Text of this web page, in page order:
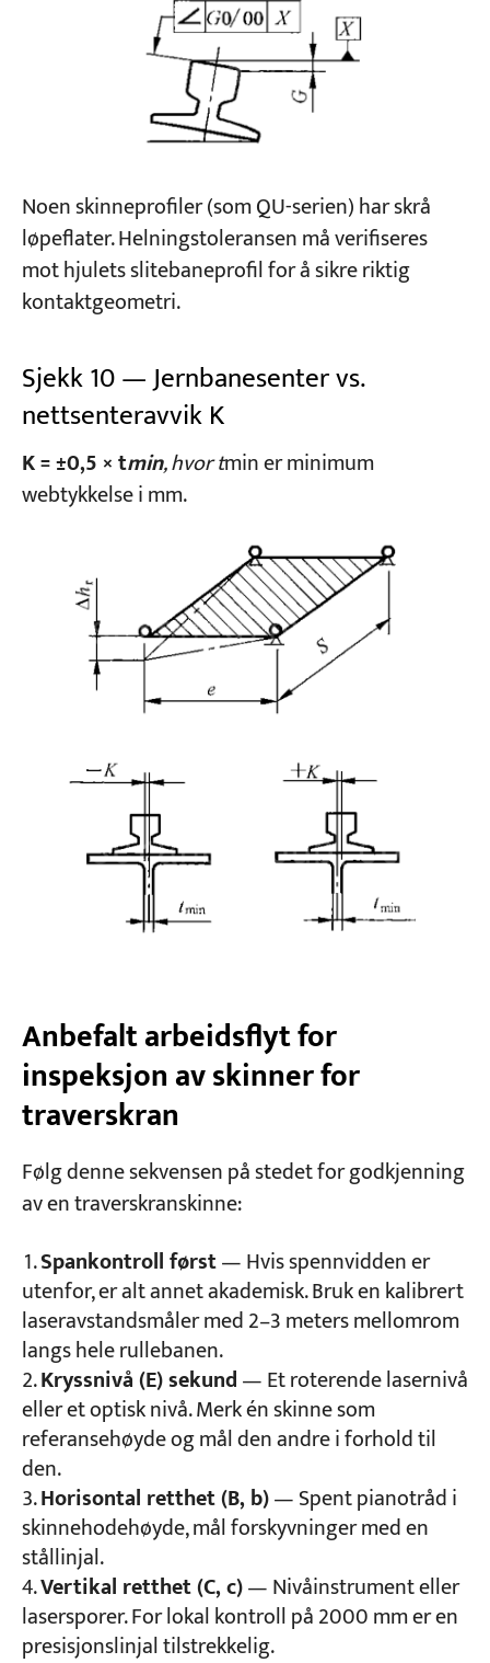
Noen skinneprofiler (som QU-serien) har skrå
løpeflater. Helningstoleransen må verifiseres
mot hjulets slitebaneprofil for å sikre riktig
kontaktgeometri.
Sjekk 10 — Jernbanesenter vs.
nettsenteravvik K
K = ±0,5 × tmin, hvor tmin er minimum
webtykkelse i mm.
Anbefalt arbeidsflyt for
inspeksjon av skinner for
traverskran
Følg denne sekvensen på stedet for godkjenning
av en traverskranskinne:
Spankontroll først— Hvis spennvidden er
utenfor, er alt annet akademisk. Bruk en kalibrert
laseravstandsmåler med 2–3 meters mellomrom
langs hele rullebanen.
Kryssnivå (E) sekund— Et roterende lasernivå
eller et optisk nivå. Merk én skinne som
referansehøyde og mål den andre i forhold til
den.
Horisontal retthet (B, b)— Spent pianotråd i
skinnehodehøyde, mål forskyvninger med en
stållinjal.
Vertikal retthet (C, c)— Nivåinstrument eller
lasersporer. For lokal kontroll på 2000 mm er en
presisjonslinjal tilstrekkelig.